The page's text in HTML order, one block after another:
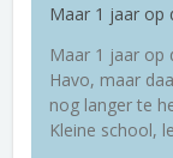
Maar 1 jaar op
Maar 1 jaar op
Havo, maar
nog langer te
Kleine school,